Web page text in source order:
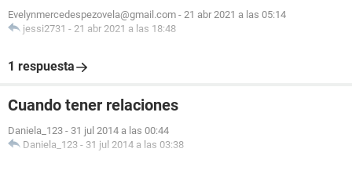
Evelynmercedespezovela@gmail.com - 21 abr 2021 a las 05:14
jessi2731 - 21 abr 2021 a las 18:48
1 respuesta
Cuando tener relaciones
Daniela_123 - 31 jul 2014 a las 00:44
Daniela_123 - 31 jul 2014 a las 03:38